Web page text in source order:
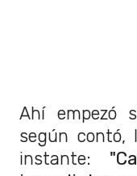
Ahí empezó
según contó,
instante: